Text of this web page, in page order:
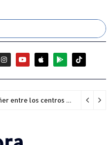
Hospital General de Castañer entre los centros de salud comunitarios con mejor desempeño clínico de Estados Unidos